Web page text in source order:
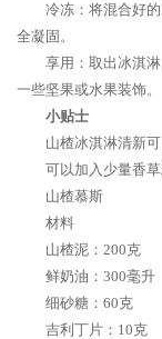
冷冻：将混合好
全凝固。
享用：取出冰淇
一些坚果或水果装饰。
小贴士
山楂冰淇淋清新
可以加入少量香草
山楂慕斯
材料
山楂泥：200克
鲜奶油：300毫升
细砂糖：60克
吉利丁片：10克